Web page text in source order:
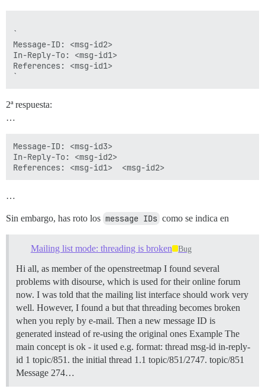
`
Message-ID: <msg-id2>
In-Reply-To: <msg-id1>
References: <msg-id1>
2ª respuesta:
…
Message-ID: <msg-id3>
In-Reply-To: <msg-id2>
…
Sin embargo, has roto los message IDs como se indica en
Mailing list mode: threading is broken Bug
Hi all, as member of the openstreetmap I found several
problems with disourse, which is used for their online forum
now. I was told that the mailing list interface should work very
well. However, I found a but that threading becomes broken
when you reply by e-mail. Then a new message ID is
generated instead of re-using the original ones Example The
main concept is ok - it used e.g. format: thread msg-id in-reply-
id 1 topic/851. the initial thread 1.1 topic/851/2747. topic/851
Message 274…